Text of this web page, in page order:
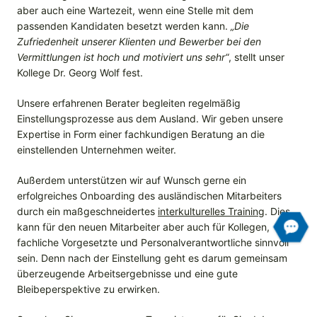
aber auch eine Wartezeit, wenn eine Stelle mit dem
passenden Kandidaten besetzt werden kann. „Die
Zufriedenheit unserer Klienten und Bewerber bei den
Vermittlungen ist hoch und motiviert uns sehr“, stellt unser
Kollege Dr. Georg Wolf fest.
Unsere erfahrenen Berater begleiten regelmäßig
Einstellungsprozesse aus dem Ausland. Wir geben unsere
Expertise in Form einer fachkundigen Beratung an die
einstellenden Unternehmen weiter.
Außerdem unterstützen wir auf Wunsch gerne ein
erfolgreiches Onboarding des ausländischen Mitarbeiters
durch ein maßgeschneidertes interkulturelles Training. Dies
kann für den neuen Mitarbeiter aber auch für Kollegen,
fachliche Vorgesetzte und Personalverantwortliche sinnvoll
sein. Denn nach der Einstellung geht es darum gemeinsam
überzeugende Arbeitsergebnisse und eine gute
Bleibeperspektive zu erwirken.